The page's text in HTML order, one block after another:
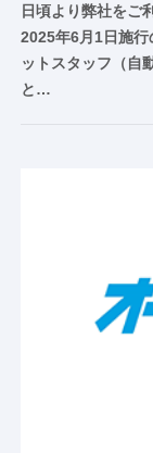
日頃より弊社をご
2025年6月1日施
ットスタッフ（自
と…